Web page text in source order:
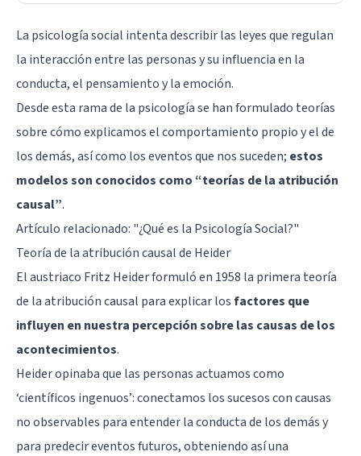
La psicología social intenta describir las leyes que regulan
la interacción entre las personas y su influencia en la
conducta, el pensamiento y la emoción.
Desde esta rama de la psicología se han formulado teorías
sobre cómo explicamos el comportamiento propio y el de
los demás, así como los eventos que nos suceden; estos
modelos son conocidos como “teorías de la atribución
causal”.
Artículo relacionado: "¿Qué es la Psicología Social?"
Teoría de la atribución causal de Heider
El austriaco Fritz Heider formuló en 1958 la primera teoría
de la atribución causal para explicar losfactores que
influyen en nuestra percepción sobre las causas de los
acontecimientos.
Heider opinaba que las personas actuamos como
‘científicos ingenuos’: conectamos los sucesos con causas
no observables para entender la conducta de los demás y
para predecir eventos futuros, obteniendo así una